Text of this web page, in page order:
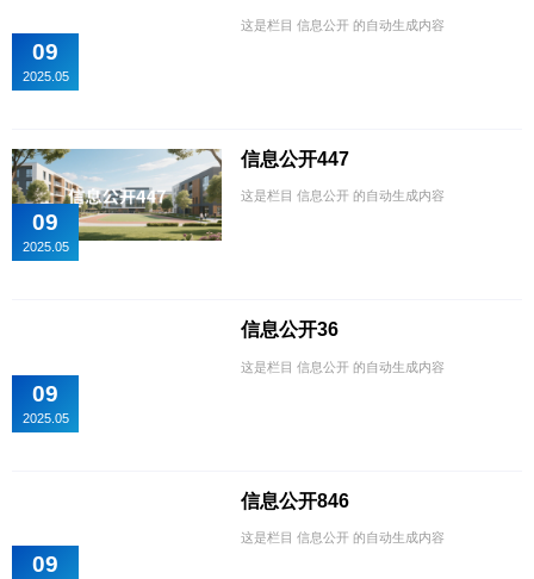
09
2025.05
这是栏目 信息公开 的自动生成内容
09
2025.05
信息公开447
这是栏目 信息公开 的自动生成内容
09
2025.05
信息公开36
这是栏目 信息公开 的自动生成内容
09
信息公开846
这是栏目 信息公开 的自动生成内容